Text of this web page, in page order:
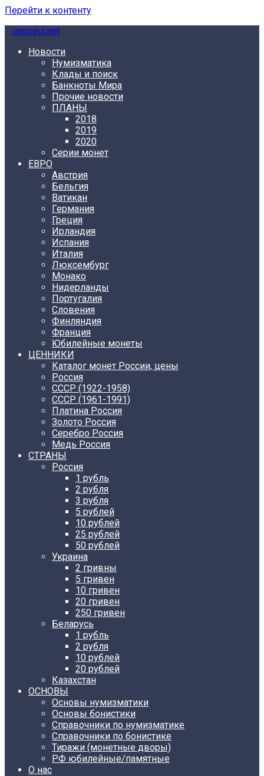
Перейти к контенту
oncoins.net
Новости
Нумизматика
Клады и поиск
Банкноты Мира
Прочие новости
ПЛАНЫ
2018
2019
2020
Серии монет
ЕВРО
Австрия
Бельгия
Ватикан
Германия
Греция
Ирландия
Испания
Италия
Люксембург
Монако
Нидерланды
Португалия
Словения
Финляндия
Франция
Юбилейные монеты
ЦЕННИКИ
Каталог монет России, цены
Россия
СССР (1922-1958)
CCCР (1961-1991)
Платина Россия
Золото Россия
Серебро Россия
Медь Россия
СТРАНЫ
Россия
1 рубль
2 рубля
3 рубля
5 рублей
10 рублей
25 рублей
50 рублей
Украина
2 гривны
5 гривен
10 гривен
20 гривен
250 гривен
Беларусь
1 рубль
2 рубля
10 рублей
20 рублей
Казахстан
ОСНОВЫ
Основы нумизматики
Основы бонистики
Справочники по нумизматике
Справочники по бонистике
Тиражи (монетные дворы)
РФ юбилейные/памятные
О нас